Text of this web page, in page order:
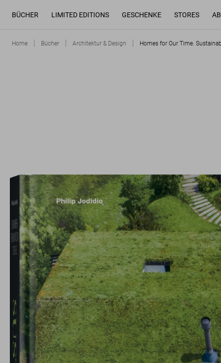
BÜCHER LIMITED EDITIONS GESCHENKE STORES
Home Bücher Architektur & Design Homes for Our Time.